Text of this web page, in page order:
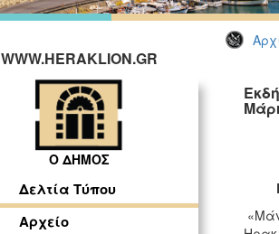
WWW.HERAKLION.GR
Ο ΔΗΜΟΣ
Δελτία Τύπου
Αρχείο